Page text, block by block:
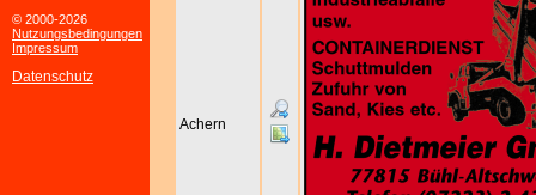
© 2000-2026
Nutzungsbedingungen
Impressum
Datenschutz
Achern